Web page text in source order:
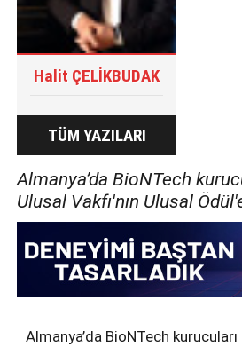
Halit ÇELİKBUDAK
TÜM YAZILARI
Almanya’da BioNTech
Ulusal Vakfı'nın Ulusal
Almanya’da BioNTech